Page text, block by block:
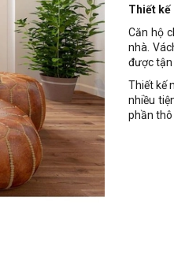
Thiết kế
Căn hộ
nhà.
được tận
Thiết kế
nhiều
phần thô